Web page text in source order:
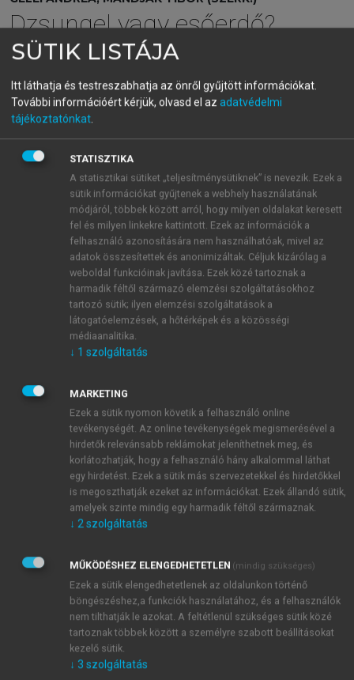
Dzsungel vagy esőerdő?
Az üzleti kapcsolatok hálózata
menu_book OLVASÁS
Térbeliség és rutin az
interakcióban
Egy adott szereplő a vele folyamatos kapcsolatban
lévő partnerekkel fenntartott interakcióinak nagy
részét többé-kevésbé rutinizált módon kezeli. Ilyen
rutinizált interakcióelemek közé tartozik például a
normál szállítások kezelése, a szokásos
szolgáltatáselemek nyújtása, azok ellenértékének
kifizetése. E normál interakciók jelentősen
különbözhetnek azoktól a tudatosan vagy spontán
módon kialakuló interakcióelemektől, amelyek
képesek gyökeresen megváltoztatni az egyes
kapcsolatok jellemzőit vagy a közöttük levő viszonyt.
A rutin jellegű interakciók az egyes vállalatok, illetve
azok kiterjedt hálózatának tagjai közötti formális és
informális szabályok kifejlődéséhez vezethetnek.
Ezek a szabályok minden szereplő számára rögzítik,
mit és hogyan kell tenni. Minden ilyen – formális
vagy informális, legális vagy illegális – szabály
hatásában közös, hogy azok a hálózat számos
szereplőjére érvényesek és egyértelműen
különválasztják a „beavatottakat” és „külsősöket”
Kriesberg, 1955;Palamountain, 1955). Jellemző
példák e kialakuló, rutin jelleggel működő
szabályokra az etikai normák, a kereskedelmi és
szerződéses feltételek, a jogi szabályozás és
SÜTIK LISTÁJA
Itt láthatja és testreszabhatja az önről gyűjtött információkat.
További információért kérjük, olvasd el az adatvédelmi
tájékoztatónkat.
STATISZTIKA
A statisztikai sütiket „teljesítménysütiknek” is nevezik. Ezek a
sütik információkat gyűjtenek a webhely használatának
módjáról, többek között arról, hogy milyen oldalakat keresett
fel és milyen linkekre kattintott. Ezek az információk a
felhasználó azonosítására nem használhatóak, mivel az
adatok összesítettek és anonimizáltak. Céljuk kizárólag a
weboldal funkcióinak javítása. Ezek közé tartoznak a
harmadik féltől származó elemzési szolgáltatásokhoz
tartozó sütik; ilyen elemzési szolgáltatások a
látogatóelemzések, a hőtérképek és a közösségi
médiaanalitika.
↓ 1 szolgáltatás
MARKETING
Ezek a sütik nyomon követik a felhasználó online
tevékenységét. Az online tevékenységek megismerésével a
hirdetők relevánsabb reklámokat jeleníthetnek meg, és
korlátozhatják, hogy a felhasználó hány alkalommal láthat
egy hirdetést. Ezek a sütik más szervezetekkel és hirdetőkkel
is megoszthatják ezeket az információkat. Ezek állandó sütik,
amelyek szinte mindig egy harmadik féltől származnak.
↓ 2szolgáltatás
MŰKÖDÉSHEZ ELENGEDHETETLEN (mindig szükséges)
Ezek a sütik elengedhetetlenek az oldalunkon történő
böngészéshez,a funkciók használatához, és a felhasználók
nem tilthatják le azokat. A feltétlenül szükséges sütik közé
tartoznak többek között a személyre szabott beállításokat
kezelő sütik.
↓ 3 szolgáltatás